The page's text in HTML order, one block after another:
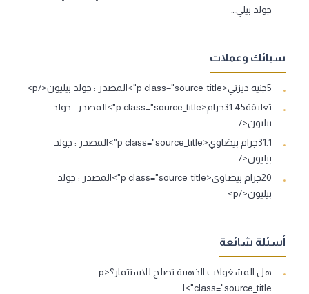
جولد بيلي…
سبائك وعملات
5جنيه ديزني<p class="source_title">المصدر : جولد بيليون</p>
تعليقة31.45جرام<p class="source_title">المصدر : جولد
بيليون</…
31.1جرام بيضاوي<p class="source_title">المصدر : جولد
بيليون</…
20جرام بيضاوي<p class="source_title">المصدر : جولد
بيليون</p>
أسئلة شائعة
هل المشغولات الذهبية تصلح للاستثمار؟<p
class="source_title">ا…